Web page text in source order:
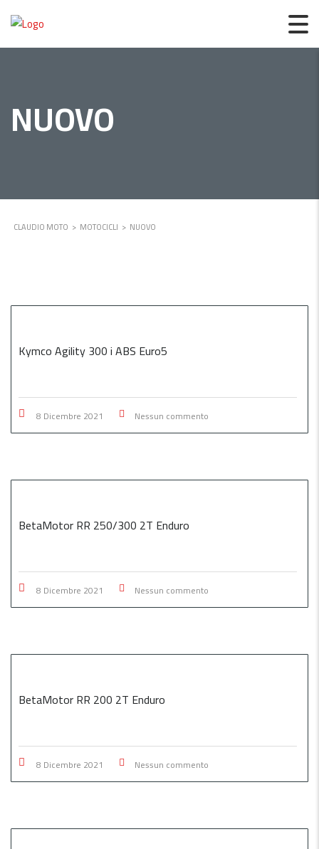
NUOVO
CLAUDIO MOTO > MOTOCICLI > NUOVO
Kymco Agility 300 i ABS Euro5
8 Dicembre 2021 Nessun commento
BetaMotor RR 250/300 2T Enduro
8 Dicembre 2021 Nessun commento
BetaMotor RR 200 2T Enduro
8 Dicembre 2021 Nessun commento